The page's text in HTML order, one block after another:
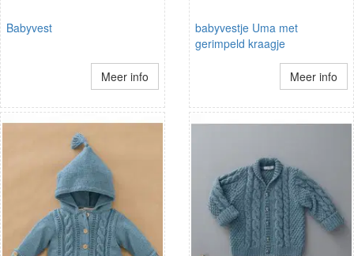
Babyvest
Meer info
babyvestje Uma met
gerimpeld kraagje
Meer info